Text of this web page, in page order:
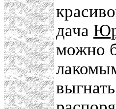
дача
можно